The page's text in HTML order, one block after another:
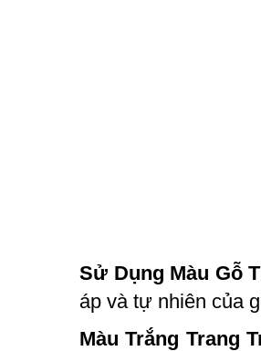
Sử Dụng Màu Gỗ
áp và tự nhiên của
Màu Trắng Trang